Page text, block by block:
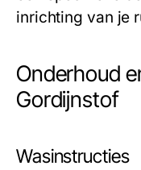
inrichting van je
Onderhoud
Gordijnstof
Wasinstructies